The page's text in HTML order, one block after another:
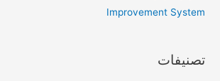
Improvement System
تصنيفات